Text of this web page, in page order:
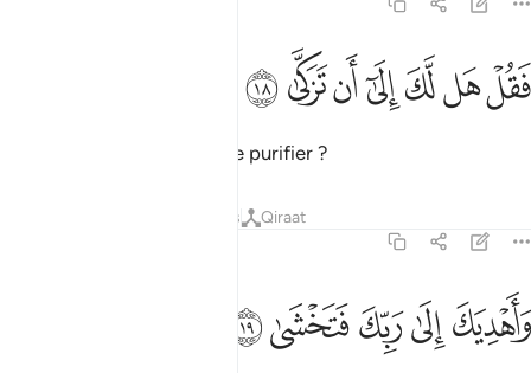
فقل هل لك الى ان تزكى ١٨
فَقُلْ هَل لَّكَ إِلَىٰٓ أَن تَزَكَّىٰ ١٨
ﱇﱈﱉﱊﱋﱌﱍ
Puis dis-lui : "Voudrais-tu te purifier ?
Réflexions Qiraat
واهديك الى ربك فتخشى ١٩
وَأَهْدِيَكَ إِلَىٰ رَبِّكَ فَتَخْشَىٰ ١٩
ﱎﱏﱐﱑﱒ